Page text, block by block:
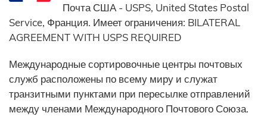
Почта США - USPS, United States Postal
Service, Франция. Имеет ограничения: BILATERAL
AGREEMENT WITH USPS REQUIRED
Международные сортировочные центры почтовых
служб расположены по всему миру и служат
транзитными пунктами при пересылке отправлений
между членами Международного Почтового Союза.